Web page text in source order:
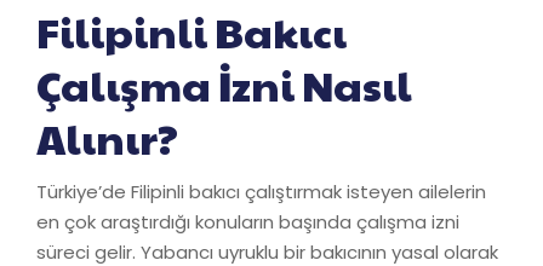
Filipinli Bakıcı
Çalışma İzni Nasıl
Alınır?
Türkiye’de Filipinli bakıcı çalıştırmak isteyen ailelerin
en çok araştırdığı konuların başında çalışma izni
süreci gelir. Yabancı uyruklu bir bakıcının yasal olarak